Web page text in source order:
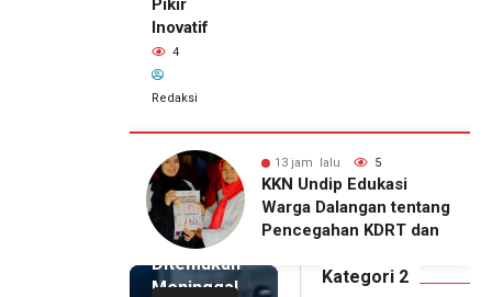
Pikir
Inovatif
4
Redaksi
13 jam lalu 4
KKN Undip Bekali
Pengelola BUMDes
Dalangan dengan Pola
13 jam lalu
Pemilik
Royal
Phone
Ditemukan
Meninggal
Kategori 2